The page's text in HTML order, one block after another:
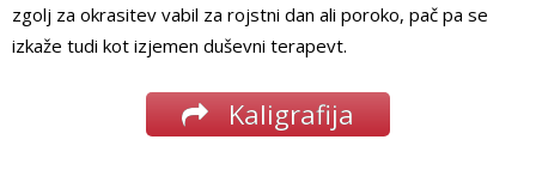
zgolj za okrasitev vabil za rojstni dan ali poroko, pač pa se
izkaže tudi kot izjemen duševni terapevt.
Kaligrafija